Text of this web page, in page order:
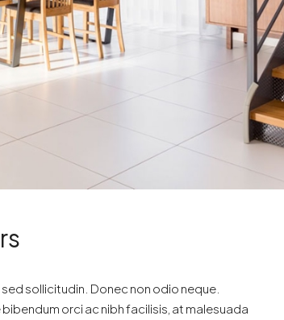
sollicitudin. Donec non odio neque.
orci ac nibh facilisis, at malesuada